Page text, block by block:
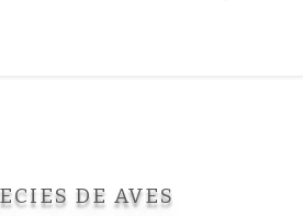
DE AVES